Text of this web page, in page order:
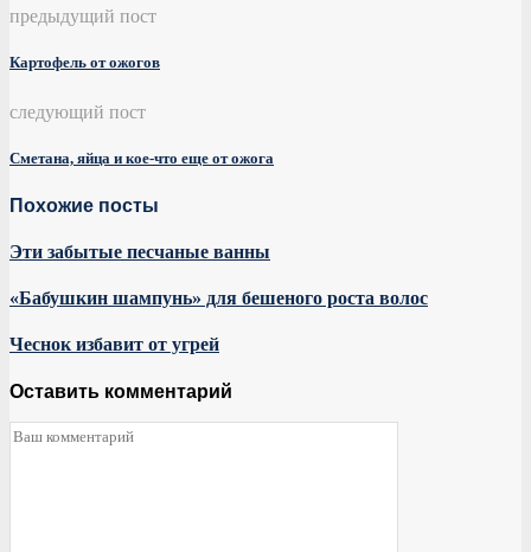
предыдущий пост
Картофель от ожогов
следующий пост
Сметана, яйца и кое-что еще от ожога
Похожие посты
Эти забытые песчаные ванны
«Бабушкин шампунь» для бешеного роста волос
Чеснок избавит от угрей
Оставить комментарий